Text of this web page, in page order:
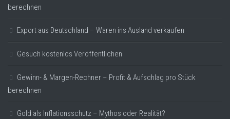
berechnen
Export aus Deutschland – Waren ins Ausland verkaufen
Gesuch kostenlos Veröffentlichen
Gewinn- & Margen-Rechner – Profit & Aufschlag pro Stück
berechnen
Gold als Inflationsschutz – Mythos oder Realität?